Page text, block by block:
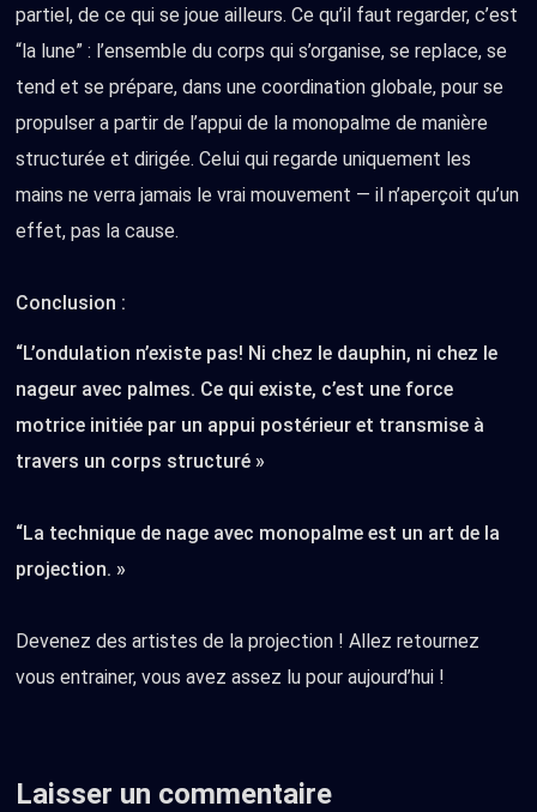
partiel, de ce qui se joue ailleurs. Ce qu’il faut regarder, c’est
“la lune” : l’ensemble du corps qui s’organise, se replace, se
tend et se prépare, dans une coordination globale, pour se
propulser a partir de l’appui de la monopalme de manière
structurée et dirigée. Celui qui regarde uniquement les
mains ne verra jamais le vrai mouvement — il n’aperçoit qu’un
effet, pas la cause.
Conclusion :
“L’ondulation n’existe pas! Ni chez le dauphin, ni chez le
nageur avec palmes. Ce qui existe, c’est une force
motrice initiée par un appui postérieur et transmise à
travers un corps structuré »
“La technique de nage avec monopalme est un art de la
projection. »
Devenez des artistes de la projection ! Allez retournez
vous entrainer, vous avez assez lu pour aujourd’hui !
Laisser un commentaire